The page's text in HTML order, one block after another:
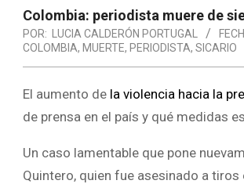
Colombia: periodista muere de
POR: LUCIA CALDERÓN PORTUGAL
COLOMBIA, MUERTE, PERIODISTA, SICARIO
El aumento de la violencia hacia la
de prensa en el país y qué medidas
Un caso lamentable que pone
Quintero, quien fue asesinado a